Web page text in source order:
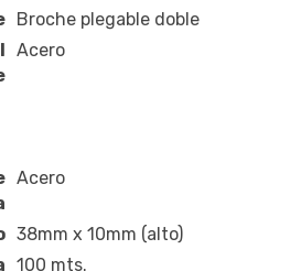
Broche plegable doble
Acero
Acero
38mm x 10mm (alto)
100 mts.